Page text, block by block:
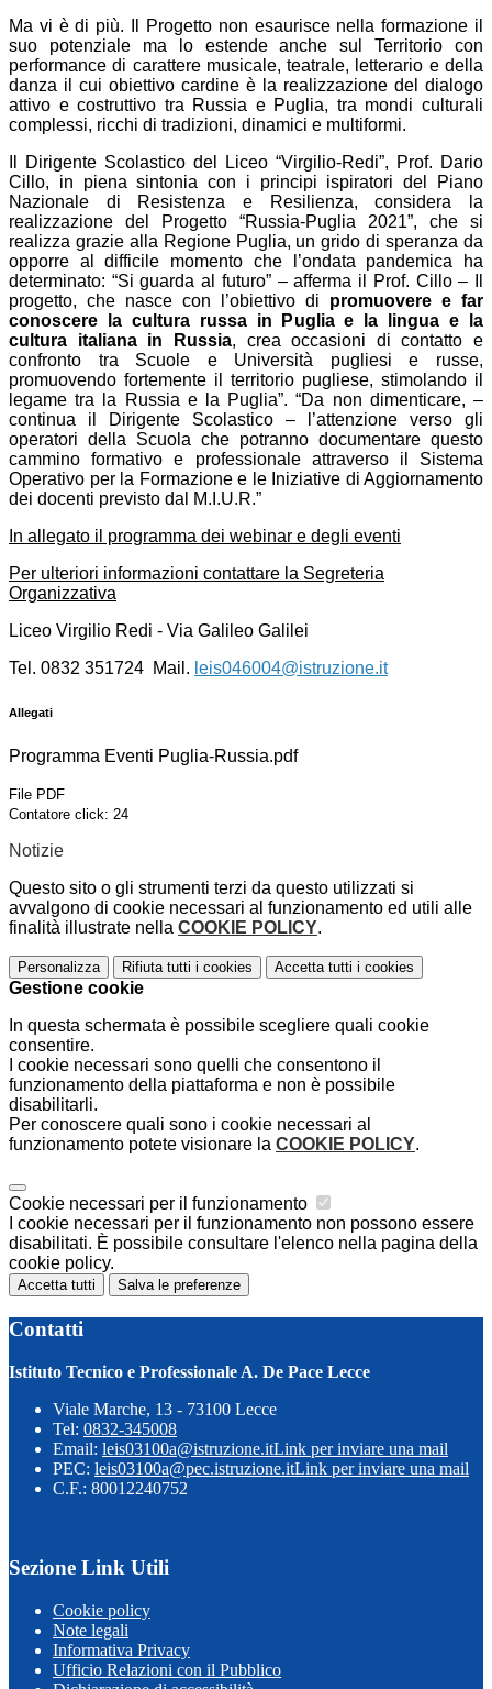
Ma vi è di più. Il Progetto non esaurisce nella formazione il
suo potenziale ma lo estende anche sul Territorio con
performance di carattere musicale, teatrale, letterario e della
danza il cui obiettivo cardine è la realizzazione del dialogo
attivo e costruttivo tra Russia e Puglia, tra mondi culturali
complessi, ricchi di tradizioni, dinamici e multiformi.
Il Dirigente Scolastico del Liceo “Virgilio-Redi”, Prof. Dario
Cillo, in piena sintonia con i principi ispiratori del Piano
Nazionale di Resistenza e Resilienza, considera la
realizzazione del Progetto “Russia-Puglia 2021”, che si
realizza grazie alla Regione Puglia, un grido di speranza da
opporre al difficile momento che l’ondata pandemica ha
determinato: “Si guarda al futuro” – afferma il Prof. Cillo – Il
progetto, che nasce con l’obiettivo di promuovere e far
conoscere la cultura russa in Puglia e la lingua e la
cultura italiana in Russia, crea occasioni di contatto e
confronto tra Scuole e Università pugliesi e russe,
promuovendo fortemente il territorio pugliese, stimolando il
legame tra la Russia e la Puglia”. “Da non dimenticare, –
continua il Dirigente Scolastico – l’attenzione verso gli
operatori della Scuola che potranno documentare questo
cammino formativo e professionale attraverso il Sistema
Operativo per la Formazione e le Iniziative di Aggiornamento
dei docenti previsto dal M.I.U.R.”
In allegato il programma dei webinar e degli eventi
Per ulteriori informazioni contattare la Segreteria
Organizzativa
Liceo Virgilio Redi - Via Galileo Galilei
Tel. 0832 351724 Mail. leis046004@istruzione.it
Allegati
Programma Eventi Puglia-Russia.pdf
File PDF
Contatore click: 24
Notizie
Questo sito o gli strumenti terzi da questo utilizzati si
avvalgono di cookie necessari al funzionamento ed utili alle
finalità illustrate nella COOKIE POLICY.
Personalizza Rifiuta tutti i cookies Accetta tutti i cookies
Gestione cookie
In questa schermata è possibile scegliere quali cookie
consentire.
I cookie necessari sono quelli che consentono il
funzionamento della piattaforma e non è possibile
disabilitarli.
Per conoscere quali sono i cookie necessari al
funzionamento potete visionare la COOKIE POLICY.
Cookie necessari per il funzionamento
I cookie necessari per il funzionamento non possono essere
disabilitati. È possibile consultare l'elenco nella pagina della
cookie policy.
Accetta tutti Salva le preferenze
Contatti
Istituto Tecnico e Professionale A. De Pace Lecce
Viale Marche, 13 - 73100 Lecce
Tel: 0832-345008
Email: leis03100a@istruzione.itLink per inviare una mail
PEC: leis03100a@pec.istruzione.itLink per inviare una mail
C.F.: 80012240752
Sezione Link Utili
Cookie policy
Note legali
Informativa Privacy
Ufficio Relazioni con il Pubblico